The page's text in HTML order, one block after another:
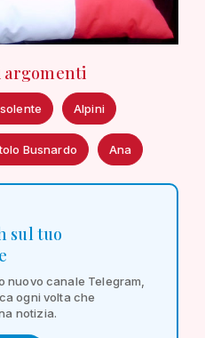
argomenti
Alpini
Busnardo Ana
sul tuo
nuovo canale Telegram,
ogni volta che
notizia.